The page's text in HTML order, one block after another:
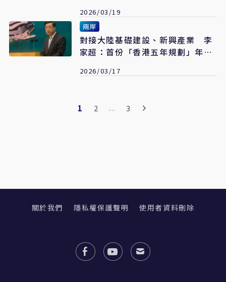
2026/03/19
兩岸
對接大陸基礎建設、新興產業 李
家超：首份「香港五年規劃」年底
2026/03/17
1 2 ... 3
關於我們 隱私權保護聲明 使用者資料刪除